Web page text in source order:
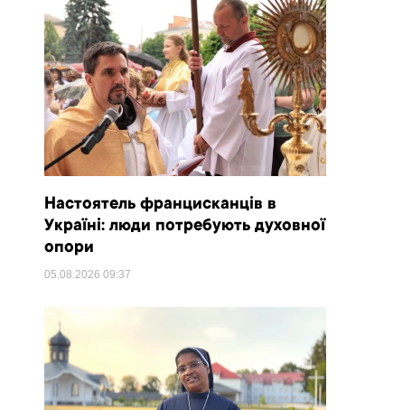
Настоятель францисканців в
Україні: люди потребують духовної
опори
05.08.2026 09:37